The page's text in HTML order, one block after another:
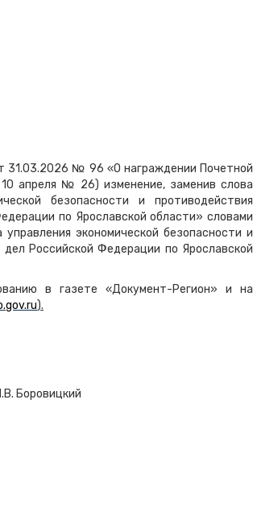
31.03.2026 № 96 «О награждении Почетной
апреля № 26) изменение, заменив слова
безопасности и противодействия
по Ярославской области» словами
экономической безопасности и
Российской Федерации по Ярославской
в газете «Документ-Регион» и на
.gov.ru).